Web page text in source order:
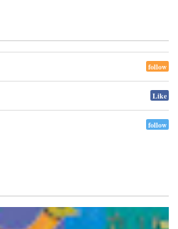
follow
Like
follow